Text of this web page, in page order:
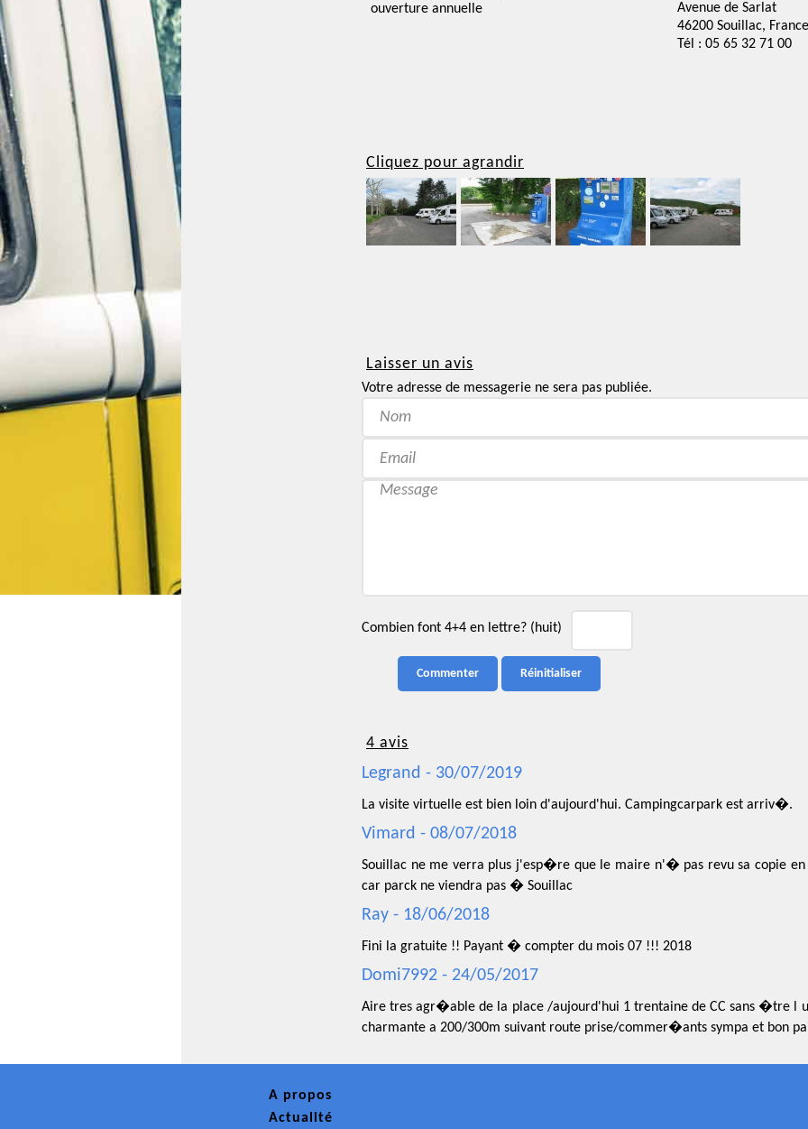
ouverture annuelle
Avenue de Sarlat
46200 Souillac, France
Tél : 05 65 32 71 00
Cliquez pour agrandir
Laisser un avis
Votre adresse de messagerie ne sera pas publiée.
Combien font 4+4 en lettre? (huit)
4 avis
Legrand - 30/07/2019
La visite virtuelle est bien loin d'aujourd'hui. Campingcarpark est arriv�.
Vimard - 08/07/2018
Souillac ne me verra plus j'esp�re que le maire n'� pas revu sa copie en
car parck ne viendra pas � Souillac
Ray - 18/06/2018
Fini la gratuite !! Payant � compter du mois 07 !!! 2018
Domi7992 - 24/05/2017
Aire tres agr�able de la place /aujourd'hui 1 trentaine de CC sans �tre l
charmante a 200/300m suivant route prise/commer�ants sympa et bon
A propos
Actualité